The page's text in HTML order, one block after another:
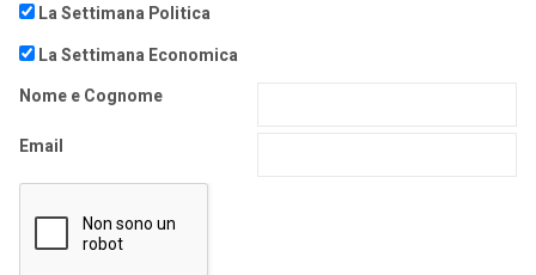
La Settimana Politica
La Settimana Economica
Nome e Cognome
Email